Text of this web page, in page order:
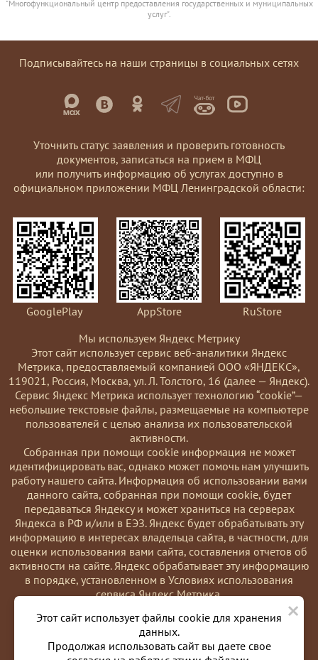
×
Этот сайт использует файлы cookie для хранения
данных.
Продолжая использовать сайт вы даете свое
"Многофункциональный центр предоставления государственных и муниципальных
услуг".
Подписывайтесь на наши страницы в социальных сетях
Уточнить статус заявления и проверить готовность
документов, записаться на прием в МФЦ
или получить информацию об услугах доступно в
официальном приложении МФЦ Ленинградской области:
GooglePlay AppStore
RuStore
Мы используем Яндекс Метрику
Этот сайт использует сервис веб-аналитики Яндекс
Метрика, предоставляемый компанией ООО «ЯНДЕКС»,
119021, Россия, Москва, ул. Л. Толстого, 16 (далее — Яндекс).
Сервис Яндекс Метрика использует технологию “cookie”—
небольшие текстовые файлы, размещаемые на компьютере
пользователей с целью анализа их пользовательской
активности.
Coбранная при помощи cookie информация не может
идентифицировать вас, однако может помочь нам улучшить
работу нашего сайта. Информация об использовании вами
данного сайта, собранная при помощи cookie, будет
передаваться Яндексу и может храниться на серверах
Яндекса в РФ и/или в ЕЭЗ. Яндекс будет обрабатывать эту
информацию в интересах владельца сайта, в частности, для
оценки использования вами сайта, составления отчетов об
активности на сайте. Яндекс обрабатывает эту информацию
в порядке, установленном в Условиях использования
сервиса Яндекс Метрика.
Вы можете отказаться от использования cookies, выбрав
соответствующие настройки в браузере. Также вы можете
использовать инструмент —
https://yandex.ru/support/metrika/general/opt-out.html